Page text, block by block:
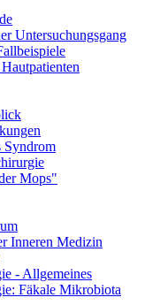
Untersuchungsgang
Syndrom
Mops"
Inneren Medizin
- Allgemeines
Fäkale Mikrobiota